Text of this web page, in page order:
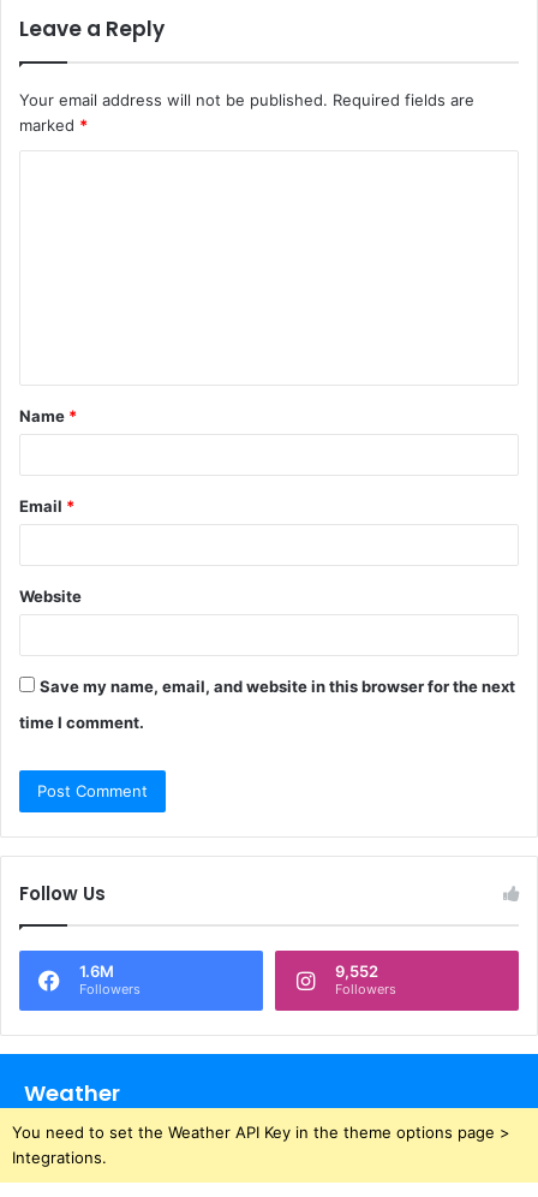
Leave a Reply
Your email address will not be published. Required fields are
marked *
t
*
Name *
Email *
Website
Save my name, email, and website in this browser for the next
time I comment.
Follow Us
1.6M
Followers
9,552
Followers
Weather
You need to set the Weather API Key in the theme options page >
Integrations.